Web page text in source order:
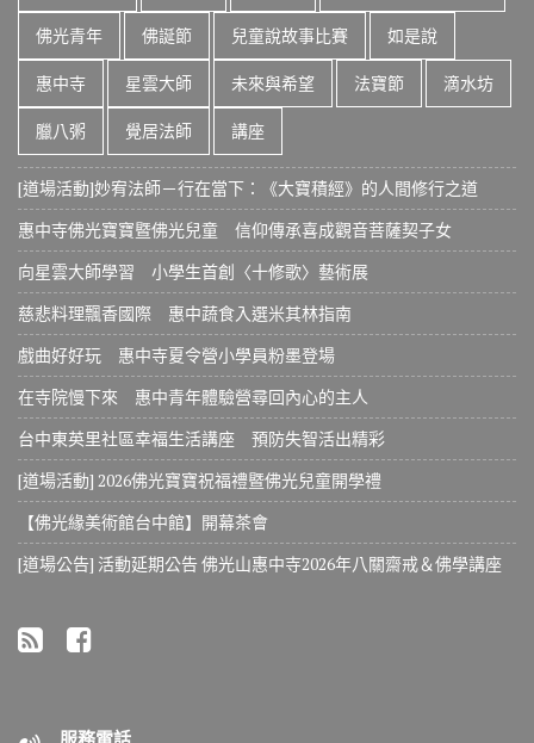
佛光青年 佛誕節 兒童說故事比賽 如是說
惠中寺 星雲大師 未來與希望 法寶節 滴水坊
臘八粥 覺居法師 講座
[道場活動]妙宥法師－行在當下：《大寶積經》的人間修行之道
惠中寺佛光寶寶暨佛光兒童 信仰傳承喜成觀音菩薩契子女
向星雲大師學習 小學生首創〈十修歌〉藝術展
慈悲料理飄香國際 惠中蔬食入選米其林指南
戲曲好好玩 惠中寺夏令營小學員粉墨登場
在寺院慢下來 惠中青年體驗營尋回內心的主人
台中東英里社區幸福生活講座 預防失智活出精彩
[道場活動] 2026佛光寶寶祝福禮暨佛光兒童開學禮
【佛光緣美術館台中館】開幕茶會
[道場公告] 活動延期公告 佛光山惠中寺2026年八關齋戒＆佛學講座
服務電話